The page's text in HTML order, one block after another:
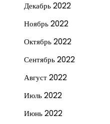
Декабрь 2022
Ноябрь 2022
Октябрь 2022
Сентябрь 2022
Август 2022
Июль 2022
Июнь 2022